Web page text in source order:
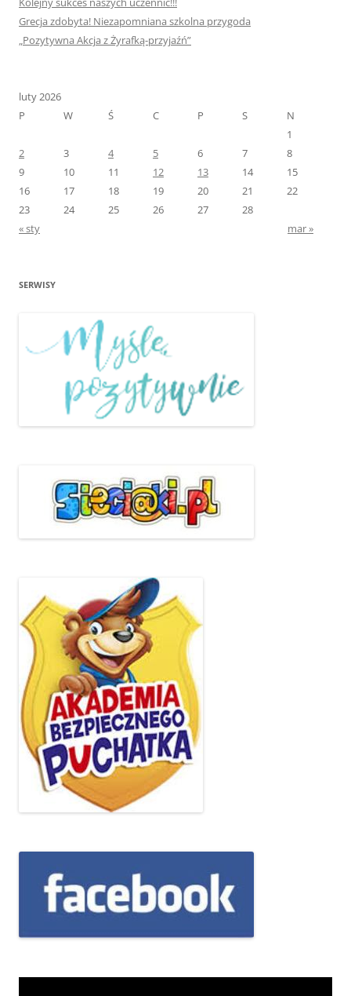
Grecja zdobyta! Niezapomniana szkolna przygoda
„Pozytywna Akcja z Żyrafką-przyjaźń”
luty 2026
P
W Ś C P S
N
1
2
3 4 5 6 7
8
9
10 11 12 13 14
15
16
17 18 19 20 21
22
23
24 25 26 27
28
« sty
mar »
SERWISY
Odtwarzacz